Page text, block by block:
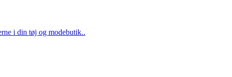
i din tøj og modebutik..